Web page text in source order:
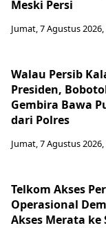
Meski Persi
Jumat, 7 Agustus 2026,
Walau Persib
Presiden,
Gembira Bawa
dari Polres
Jumat, 7 Agustus 2026,
Telkom Akses
Operasional
Akses Merata ke